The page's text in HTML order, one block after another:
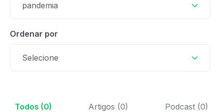
pandemia
Ordenar por
Selecione
Todos (0) Artigos (0) Podcast (0)